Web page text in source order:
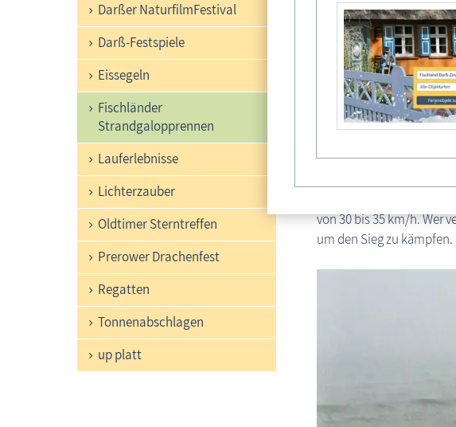
Darßer NaturfilmFestival
Darß-Festspiele
Eissegeln
Fischländer
Strandgalopprennen
Lauferlebnisse
Lichterzauber
Oldtimer Sterntreffen
Prerower Drachenfest
Regatten
Tonnenabschlagen
up platt
Kategorie I –
Kategorie II –
Kategorie III –
Das Ponyreiten ist der
allerdings, wenn die
ist auf dem Fischland
über die nötige Routine
Sieg verspricht als ein
von 30 bis 35 km/h. Wer
um den Sieg zu kämpfen.